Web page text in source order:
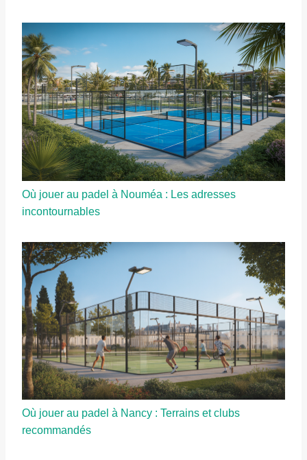
Où jouer au padel à Nouméa : Les adresses
incontournables
Où jouer au padel à Nancy : Terrains et clubs
recommandés